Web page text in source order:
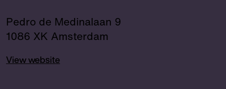
Pedro de Medinalaan 9
1086 XK Amsterdam
View website